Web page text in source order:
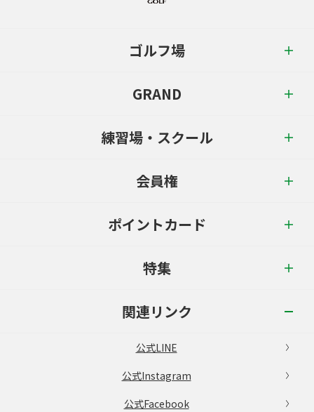
ゴルフ場
GRAND
練習場・スクール
会員権
ポイントカード
特集
関連リンク
公式LINE
公式Instagram
公式Facebook